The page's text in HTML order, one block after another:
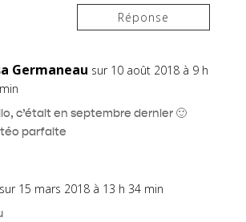
Réponse
Germaneau sur 10 août 2018 à 9 h
c’était en septembre dernier 🙂
parfaite
sur 15 mars 2018 à 13 h 34 min